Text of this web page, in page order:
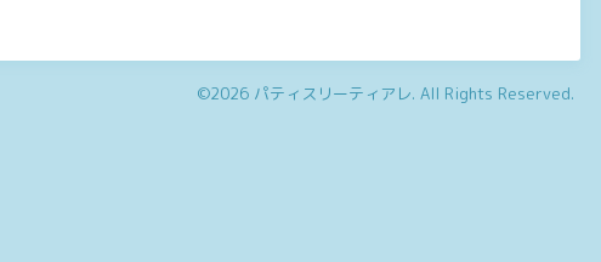
©2026 パティスリーティアレ. All Rights Reserved.